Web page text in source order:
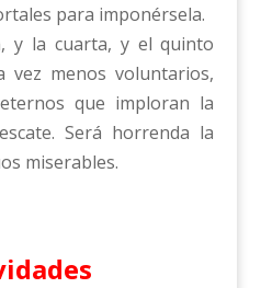
para imponérsela.
y la cuarta, y el quinto
vez menos voluntarios,
que imploran la
Será horrenda la
miserables.